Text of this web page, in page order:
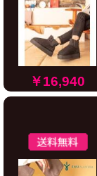
￥16,940